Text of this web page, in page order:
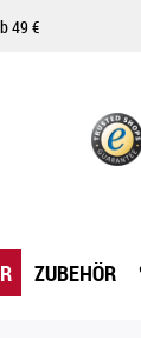
49 €
ZUBEHÖR